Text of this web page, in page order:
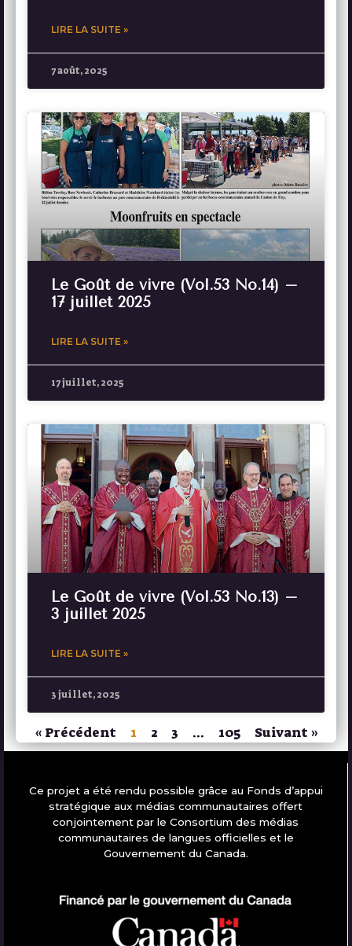
LIRE LA SUITE »
7 août, 2025
Le Goût de vivre (Vol.53 No.14) –
17 juillet 2025
LIRE LA SUITE »
17 juillet, 2025
Le Goût de vivre (Vol.53 No.13) –
3 juillet 2025
LIRE LA SUITE »
3 juillet, 2025
« Précédent 1 2 3 … 105 Suivant »
Ce projet a été rendu possible grâce au Fonds d’appui
stratégique aux médias communautaires offert
conjointement par le Consortium des médias
communautaires de langues officielles et le
Gouvernement du Canada.